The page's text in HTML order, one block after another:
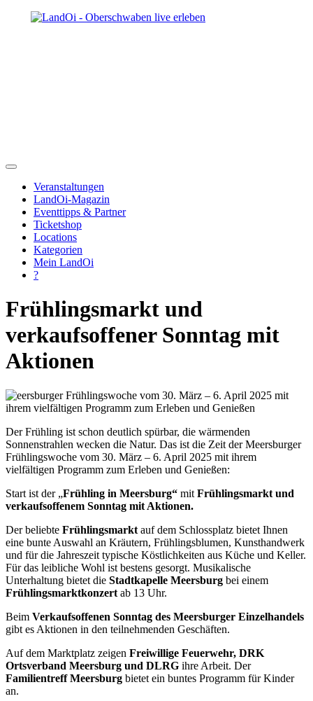
Veranstaltungen
LandOi-Magazin
Eventtipps & Partner
Ticketshop
Locations
Kategorien
Mein LandOi
?
Frühlingsmarkt und
verkaufsoffener Sonntag mit
Aktionen
Der Frühling ist schon deutlich spürbar, die wärmenden
Sonnenstrahlen wecken die Natur. Das ist die Zeit der Meersburger
Frühlingswoche vom 30. März – 6. April 2025 mit ihrem
vielfältigen Programm zum Erleben und Genießen:
Start ist der „Frühling in Meersburg“ mit Frühlingsmarkt und
verkaufsoffenem Sonntag mit Aktionen.
Der beliebte Frühlingsmarkt auf dem Schlossplatz bietet Ihnen
eine bunte Auswahl an Kräutern, Frühlingsblumen, Kunsthandwerk
und für die Jahreszeit typische Köstlichkeiten aus Küche und Keller.
Für das leibliche Wohl ist bestens gesorgt. Musikalische
Unterhaltung bietet die Stadtkapelle Meersburg bei einem
Frühlingsmarktkonzert ab 13 Uhr.
Beim Verkaufsoffenen Sonntag des Meersburger Einzelhandels
gibt es Aktionen in den teilnehmenden Geschäften.
Auf dem Marktplatz zeigen Freiwillige Feuerwehr, DRK
Ortsverband Meersburg und DLRG ihre Arbeit. Der
Familientreff Meersburg bietet ein buntes Programm für Kinder
an.